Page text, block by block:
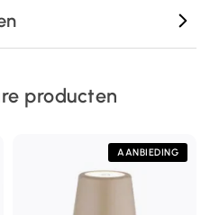
producten
AANBIEDING